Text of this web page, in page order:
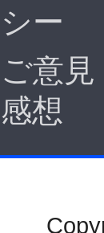
シー
ご意
感想